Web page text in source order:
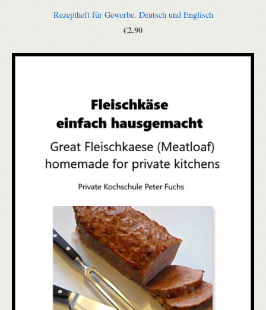
Rezeptheft für Gewerbe. Deutsch und Englisch
€2.90